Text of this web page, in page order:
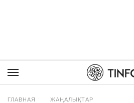
ГЛАВНАЯ ЖАҢАЛЫҚТАР